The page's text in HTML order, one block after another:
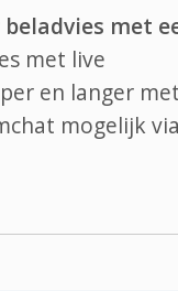
met
met live
en langer
mogelijk